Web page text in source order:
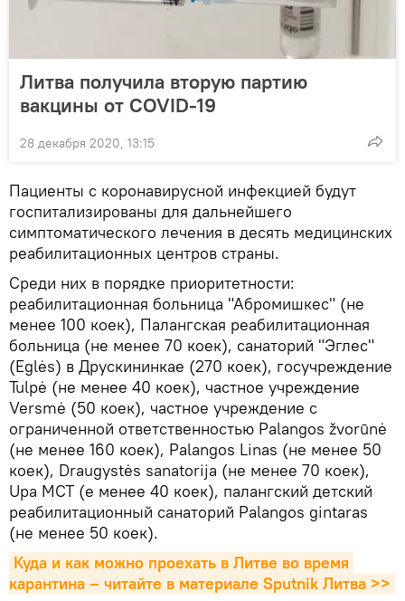
Литва получила вторую партию
вакцины от COVID-19
28 декабря 2020, 13:15
Пациенты с коронавирусной инфекцией будут
госпитализированы для дальнейшего
симптоматического лечения в десять медицинских
реабилитационных центров страны.
Среди них в порядке приоритетности:
реабилитационная больница "Абромишкес" (не
менее 100 коек), Палангская реабилитационная
больница (не менее 70 коек), санаторий "Эглес"
(Eglės) в Друскининкае (270 коек), госучреждение
Tulpė (не менее 40 коек), частное учреждение
Versmė (50 коек), частное учреждение с
ограниченной ответственностью Palangos žvorūnė
(не менее 160 коек), Palangos Linas (не менее 50
коек), Draugystės sanatorija (не менее 70 коек),
Upa MCT (е менее 40 коек), палангский детский
реабилитационный санаторий Palangos gintaras
(не менее 50 коек).
Куда и как можно проехать в Литве во время
карантина – читайте в материале Sputnik Литва >>